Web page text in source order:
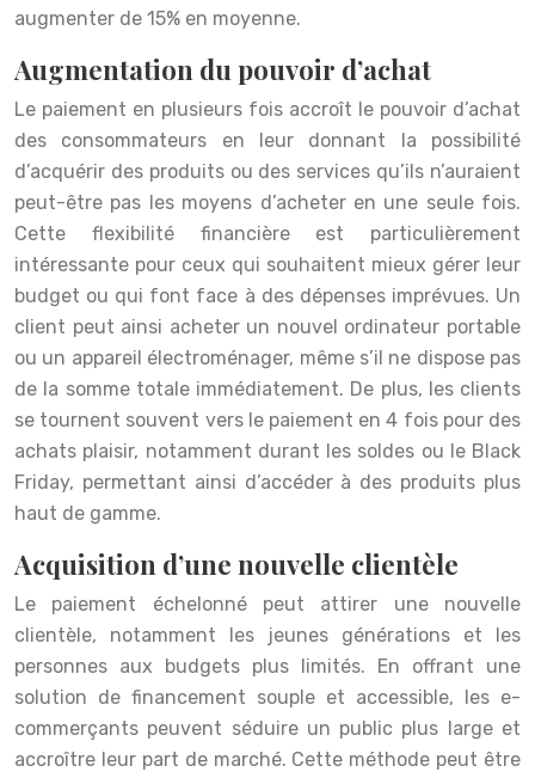
augmenter de 15% en moyenne.
Augmentation du pouvoir d’achat
Le paiement en plusieurs fois accroît le pouvoir d’achat
des consommateurs en leur donnant la possibilité
d’acquérir des produits ou des services qu’ils n’auraient
peut-être pas les moyens d’acheter en une seule fois.
Cette flexibilité financière est particulièrement
intéressante pour ceux qui souhaitent mieux gérer leur
budget ou qui font face à des dépenses imprévues. Un
client peut ainsi acheter un nouvel ordinateur portable
ou un appareil électroménager, même s’il ne dispose pas
de la somme totale immédiatement. De plus, les clients
se tournent souvent vers le paiement en 4 fois pour des
achats plaisir, notamment durant les soldes ou le Black
Friday, permettant ainsi d’accéder à des produits plus
haut de gamme.
Acquisition d’une nouvelle clientèle
Le paiement échelonné peut attirer une nouvelle
clientèle, notamment les jeunes générations et les
personnes aux budgets plus limités. En offrant une
solution de financement souple et accessible, les e-
commerçants peuvent séduire un public plus large et
accroître leur part de marché. Cette méthode peut être